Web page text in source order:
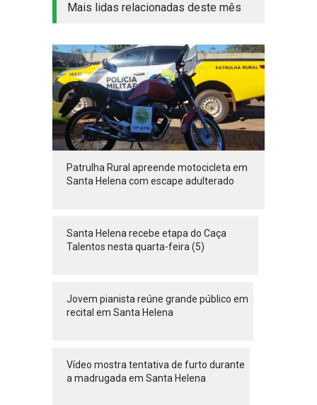
Mais lidas relacionadas deste mês
Patrulha Rural apreende motocicleta em
Santa Helena com escape adulterado
Santa Helena recebe etapa do Caça
Talentos nesta quarta-feira (5)
Jovem pianista reúne grande público em
recital em Santa Helena
Vídeo mostra tentativa de furto durante
a madrugada em Santa Helena